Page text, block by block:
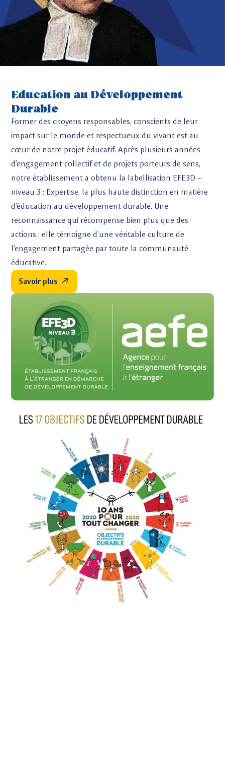
Education au Développement
Durable
Former des citoyens responsables, conscients de leur
impact sur le monde et respectueux du vivant est au
cœur de notre projet éducatif. Après plusieurs années
d’engagement collectif et de projets porteurs de sens,
notre établissement a obtenu la labellisation EFE3D –
niveau 3 : Expertise, la plus haute distinction en matière
d’éducation au développement durable. Une
reconnaissance qui récompense bien plus que des
actions : elle témoigne d’une véritable culture de
l’engagement partagée par toute la communauté
éducative.
Savoir plus